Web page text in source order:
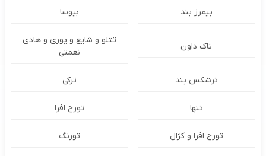
بیمرز بند بیوسا
تاک داون
تتلو و شایع و پوری و هادی
نعمتی
ترشكس بند ترکی
تنها تورج افرا
تورج افرا و کژال تورنگ